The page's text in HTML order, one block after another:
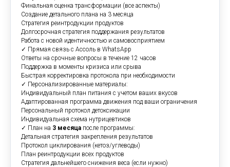
Финальная оценка трансформации (все аспекты)
Создание детального плана на 3 месяца
Стратегия реинтродукции продуктов
Долгосрочная стратегия поддержания результатов
Работа с новой идентичностью и самовосприятием
✓ Прямая связь с Ассоль в WhatsApp
Ответы на срочные вопросы в течение 12 часов
Поддержка в моменты кризиса или срыва
Быстрая корректировка протокола при необходимости
✓ Персонализированные материалы:
Индивидуальный план питания с учетом ваших вкусов
Адаптированная программа движения под ваши ограничения
Персональный протокол детоксикации
Индивидуальная схема нутрицевтиков
✓ План на 3 месяца после программы:
Детальная стратегия закрепления результатов
Протокол циклирования (кетоз/углеводы)
План реинтродукции всех продуктов
Стратегия дальнейшего снижения веса (если нужно)